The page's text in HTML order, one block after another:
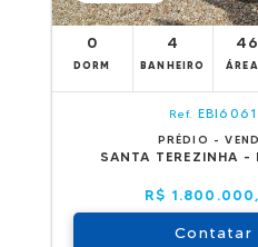
0
DORM
4
BANHEIRO
Ref. EBI6061
PRÉDIO -
SANTA TEREZINHA -
R$
Contatar